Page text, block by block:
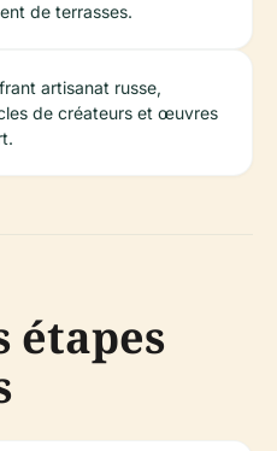
de terrasses.
artisanat russe,
de créateurs et œuvres
étapes